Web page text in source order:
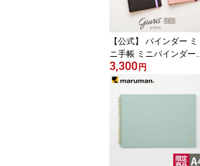
【公式】 バインダー ミ
ニ手帳 ミニバインダー
ジウリスmini 合皮 レザ
ー 革 プレゼント 研修 文
房具 メモ ノート リング
バインダー おしゃれ か
わいい カスタマイズ ア
レンジ 高級感 手のひら
サイズ ルーズリーフ 機
能性 3穴 FM71 マルマ
3,300 円